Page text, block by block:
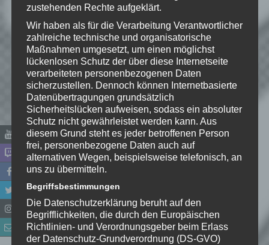
Kommentar *
Name*
E-Mail-Adresse*
Website
zustehenden Rechte aufgeklärt.
Wir haben als für die Verarbeitung Verantwortlicher
zahlreiche technische und organisatorische
Maßnahmen umgesetzt, um einen möglichst
lückenlosen Schutz der über diese Internetseite
verarbeiteten personenbezogenen Daten
sicherzustellen. Dennoch können Internetbasierte
Datenübertragungen grundsätzlich
Sicherheitslücken aufweisen, sodass ein absoluter
Schutz nicht gewährleistet werden kann. Aus
diesem Grund steht es jeder betroffenen Person
frei, personenbezogene Daten auch auf
alternativen Wegen, beispielsweise telefonisch, an
uns zu übermitteln.
Begriffsbestimmungen
Die Datenschutzerklärung beruht auf den
Begrifflichkeiten, die durch den Europäischen
Richtlinien- und Verordnungsgeber beim Erlass
der Datenschutz-Grundverordnung (DS-GVO)